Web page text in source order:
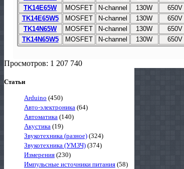
TK14E65W
MOSFET N-channel 130W 650V
TK14E65W5
MOSFET N-channel 130W 650V
TK14N65W
MOSFET N-channel 130W 650V
TK14N65W5
MOSFET N-channel 130W 650V
Просмотров: 1 207 740
Статьи
Arduino (450)
Авто-электроника (64)
Автоматика (140)
Акустика (19)
Звукотехника (разное) (324)
Звукотехника (УМЗЧ) (374)
Измерения (230)
Импульсные источники питания (58)